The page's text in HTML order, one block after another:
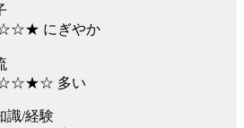
にぎやか
多い
識/経験